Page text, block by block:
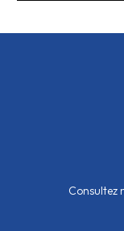
Consultez